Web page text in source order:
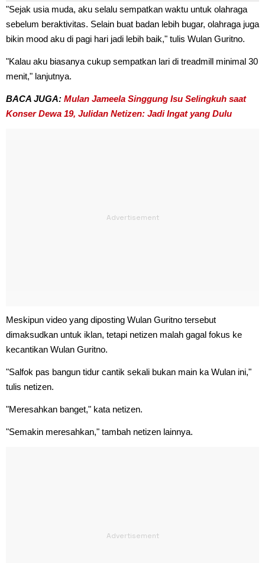
"Sejak usia muda, aku selalu sempatkan waktu untuk olahraga
sebelum beraktivitas. Selain buat badan lebih bugar, olahraga juga
bikin mood aku di pagi hari jadi lebih baik," tulis Wulan Guritno.
"Kalau aku biasanya cukup sempatkan lari di treadmill minimal 30
menit," lanjutnya.
BACA JUGA: Mulan Jameela Singgung Isu Selingkuh saat
Konser Dewa 19, Julidan Netizen: Jadi Ingat yang Dulu
Meskipun video yang diposting Wulan Guritno tersebut
dimaksudkan untuk iklan, tetapi netizen malah gagal fokus ke
kecantikan Wulan Guritno.
"Salfok pas bangun tidur cantik sekali bukan main ka Wulan ini,"
tulis netizen.
"Meresahkan banget," kata netizen.
"Semakin meresahkan," tambah netizen lainnya.